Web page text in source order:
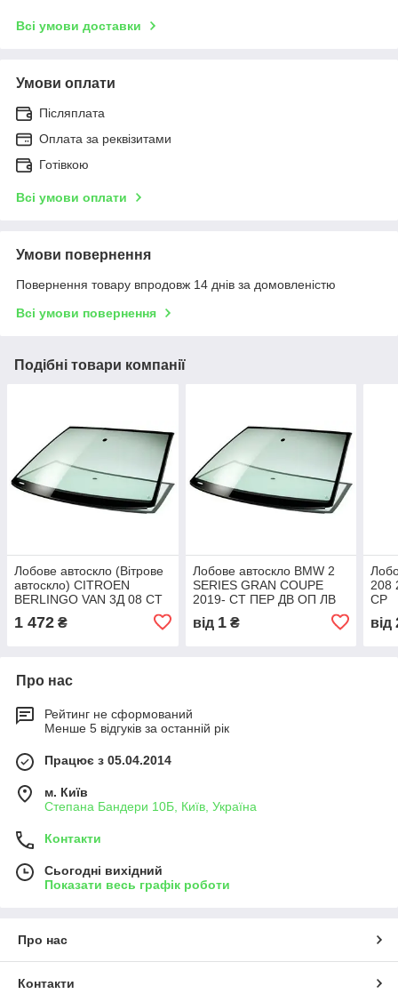
Всі умови доставки
Умови оплати
Післяплата
Оплата за реквізитами
Готівкою
Всі умови оплати
Умови повернення
Повернення товару впродовж 14 днів за домовленістю
Всі умови повернення
Подібні товари компанії
Лобове автоскло (Вітрове
автоскло) CITROEN
BERLINGO VAN 3Д 08 СТ
1 472 ₴
Лобове автоскло BMW 2
SERIES GRAN COUPE
2019- СТ ПЕР ДВ ОП ЛВ
від 1₴
208
СР
від
Про нас
Рейтинг не сформований
Менше 5 відгуків за останній рік
Працює з 05.04.2014
м. Київ
Степана Бандери 10Б, Київ, Україна
Контакти
Сьогодні вихідний
Показати весь графік роботи
Про нас
Контакти